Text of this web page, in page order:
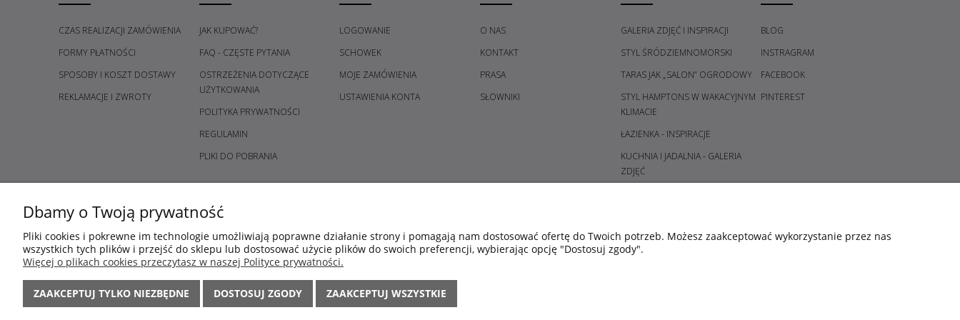
CZAS REALIZACJI ZAMÓWIENIA
FORMY PŁATNOŚCI
SPOSOBY I KOSZT DOSTAWY
REKLAMACJE I ZWROTY
JAK KUPOWAĆ?
FAQ - CZĘSTE PYTANIA
OSTRZEŻENIA DOTYCZĄCE
UŻYTKOWANIA
POLITYKA PRYWATNOŚCI
REGULAMIN
PLIKI DO POBRANIA
LOGOWANIE
SCHOWEK
MOJE ZAMÓWIENIA
USTAWIENIA KONTA
O NAS
KONTAKT
PRASA
SŁOWNIKI
GALERIA ZDJĘĆ I INSPIRACJI
STYL ŚRÓDZIEMNOMORSKI
TARAS JAK „SALON” OGRODOWY
STYL HAMPTONS W WAKACYJNYM
KLIMACIE
ŁAZIENKA - INSPIRACJE
KUCHNIA I JADALNIA - GALERIA
ZDJĘĆ
SYPIALNIA - GALERIA POMYSŁÓW
ŚWIECE I ŚWIECZNIKI - GALERIA
BLOG
INSTRAGRAM
FACEBOOK
PINTEREST
Dbamy o Twoją prywatność
Pliki cookies i pokrewne im technologie umożliwiają poprawne działanie strony i pomagają nam dostosować ofertę do Twoich potrzeb. Możesz zaakceptować wykorzystanie przez nas
wszystkich tych plików i przejść do sklepu lub dostosować użycie plików do swoich preferencji, wybierając opcję "Dostosuj zgody".
Więcej o plikach cookies przeczytasz w naszej Polityce prywatności.
ZAAKCEPTUJ TYLKO NIEZBĘDNE DOSTOSUJ ZGODY ZAAKCEPTUJ WSZYSTKIE